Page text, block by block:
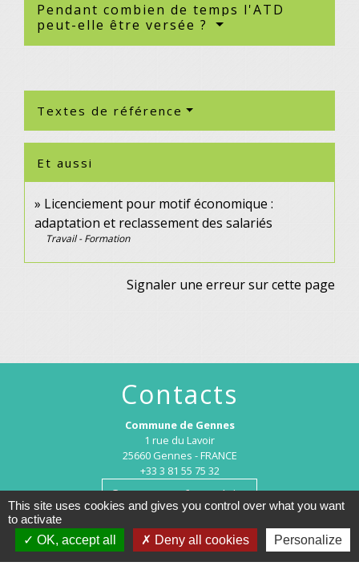
Pendant combien de temps l'ATD
peut-elle être versée ?
Textes de référence
Et aussi
Licenciement pour motif économique :
adaptation et reclassement des salariés
Travail - Formation
Signaler une erreur sur cette page
Contacts
Commune de Gennes
1 rue du Lavoir
25660 Gennes - FRANCE
+33 3 81 55 75 32
Contact par formulaire
Horaires d’ouverture au public :
This site uses cookies and gives you control over what you want
to activate
OK, accept all
Deny all cookies Personalize